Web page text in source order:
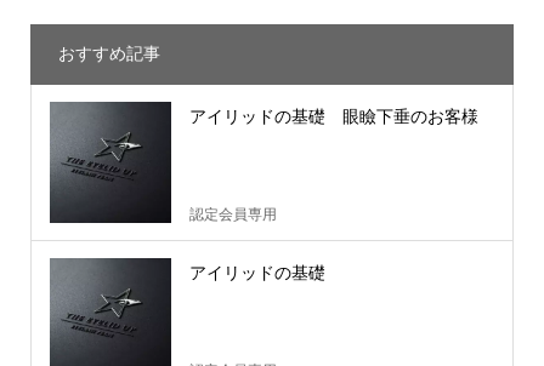
おすすめ記事
アイリッドの基礎 眼瞼下垂のお客様
認定会員専用
アイリッドの基礎